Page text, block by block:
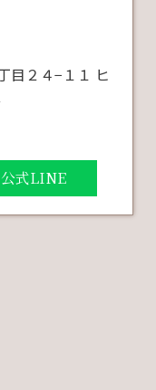
目２４−１１ ヒ
公式LINE